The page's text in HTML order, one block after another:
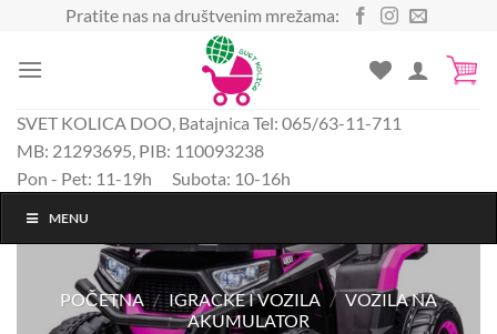
sadržaj
Pratite nas na društvenim mrežama:
SVET KOLICA DOO, Batajnica Tel: 065/63-11-711
MB: 21293695, PIB: 110093238
Pon - Pet: 11-19h Subota: 10-16h
MENU
POČETNA / IGRACKE I VOZILA / VOZILA NA
AKUMULATOR